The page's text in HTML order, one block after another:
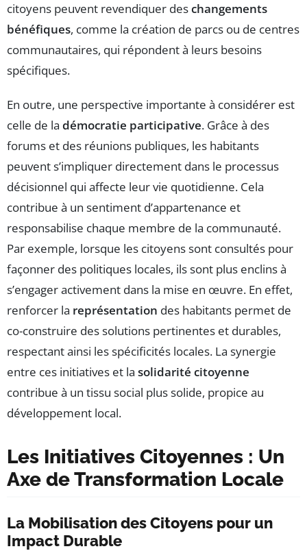
citoyens peuvent revendiquer deschangements
bénéfiques, comme la création de parcs ou de centres
communautaires, qui répondent à leurs besoins
spécifiques.
En outre, une perspective importante à considérer est
celle de la démocratie participative. Grâce à des
forums et des réunions publiques, les habitants
peuvent s’impliquer directement dans le processus
décisionnel qui affecte leur vie quotidienne. Cela
contribue à un sentiment d’appartenance et
responsabilise chaque membre de la communauté.
Par exemple, lorsque les citoyens sont consultés pour
façonner des politiques locales, ils sont plus enclins à
s’engager activement dans la mise en œuvre. En effet,
renforcer la représentation des habitants permet de
co-construire des solutions pertinentes et durables,
respectant ainsi les spécificités locales. La synergie
entre ces initiatives et la solidarité citoyenne
contribue à un tissu social plus solide, propice au
développement local.
Les Initiatives Citoyennes : Un
Axe de Transformation Locale
La Mobilisation des Citoyens pour un
Impact Durable